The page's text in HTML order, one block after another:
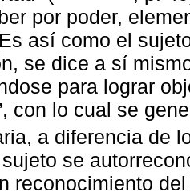
por poder,
así como el
se dice a sí
para lograr
con lo cual se
a diferencia de
se
reconocimiento